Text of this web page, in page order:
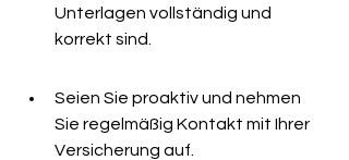
Unterlagen vollständig und
korrekt sind.
Seien Sie proaktiv und nehmen
Sie regelmäßig Kontakt mit Ihrer
Versicherung auf.